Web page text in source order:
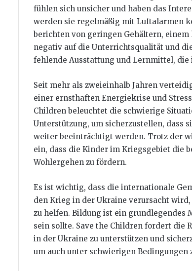
fühlen sich unsicher und haben das
werden sie regelmäßig mit Luftalarmen
berichten von geringen Gehältern,
negativ auf die Unterrichtsqualität und
fehlende Ausstattung und Lernmittel,
Seit mehr als zweieinhalb Jahren
einer ernsthaften Energiekrise und
Children beleuchtet die schwierige
Unterstützung, um sicherzustellen, dass
weiter beeinträchtigt werden. Trotz der
ein, dass die Kinder im Kriegsgebiet die
Wohlergehen zu fördern.
Es ist wichtig, dass die internationale
den Krieg in der Ukraine verursacht
zu helfen. Bildung ist ein grundlegendes
sein sollte. Save the Children fordert die
in der Ukraine zu unterstützen und
um auch unter schwierigen Bedingungen